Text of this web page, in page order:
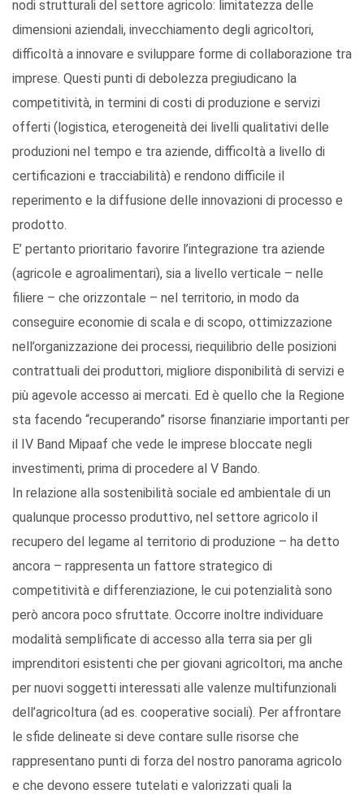
nodi strutturali del settore agricolo: limitatezza delle
dimensioni aziendali, invecchiamento degli agricoltori,
difficoltà a innovare e sviluppare forme di collaborazione tra
imprese. Questi punti di debolezza pregiudicano la
competitività, in termini di costi di produzione e servizi
offerti (logistica, eterogeneità dei livelli qualitativi delle
produzioni nel tempo e tra aziende, difficoltà a livello di
certificazioni e tracciabilità) e rendono difficile il
reperimento e la diffusione delle innovazioni di processo e
prodotto.
E’ pertanto prioritario favorire l’integrazione tra aziende
(agricole e agroalimentari), sia a livello verticale – nelle
filiere – che orizzontale – nel territorio, in modo da
conseguire economie di scala e di scopo, ottimizzazione
nell’organizzazione dei processi, riequilibrio delle posizioni
contrattuali dei produttori, migliore disponibilità di servizi e
più agevole accesso ai mercati. Ed è quello che la Regione
sta facendo “recuperando” risorse finanziarie importanti per
il IV Band Mipaaf che vede le imprese bloccate negli
investimenti, prima di procedere al V Bando.
In relazione alla sostenibilità sociale ed ambientale di un
qualunque processo produttivo, nel settore agricolo il
recupero del legame al territorio di produzione – ha detto
ancora – rappresenta un fattore strategico di
competitività e differenziazione, le cui potenzialità sono
però ancora poco sfruttate. Occorre inoltre individuare
modalità semplificate di accesso alla terra sia per gli
imprenditori esistenti che per giovani agricoltori, ma anche
per nuovi soggetti interessati alle valenze multifunzionali
dell’agricoltura (ad es. cooperative sociali). Per affrontare
le sfide delineate si deve contare sulle risorse che
rappresentano punti di forza del nostro panorama agricolo
e che devono essere tutelati e valorizzati quali la